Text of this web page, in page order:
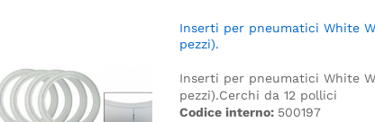
Inserti per pneumatici White
pezzi).
Inserti per pneumatici White
pezzi).Cerchi da 12 pollici
Codice interno: 500197